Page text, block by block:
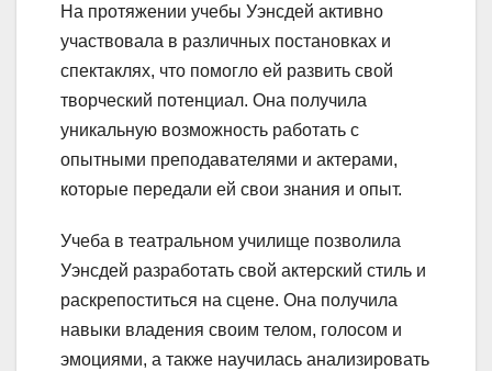
На протяжении учебы Уэнсдей активно
участвовала в различных постановках и
спектаклях, что помогло ей развить свой
творческий потенциал. Она получила
уникальную возможность работать с
опытными преподавателями и актерами,
которые передали ей свои знания и опыт.
Учеба в театральном училище позволила
Уэнсдей разработать свой актерский стиль и
раскрепоститься на сцене. Она получила
навыки владения своим телом, голосом и
эмоциями, а также научилась анализировать